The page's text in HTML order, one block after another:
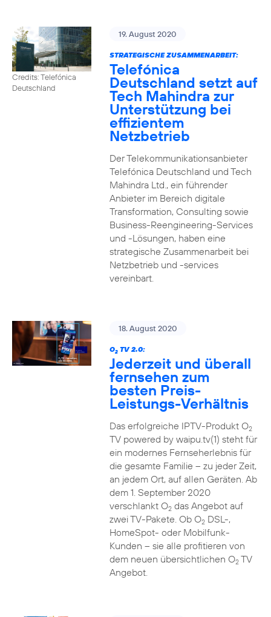
Credits: Telefónica
Deutschland
19. August 2020
STRATEGISCHE ZUSAMMENARBEIT:
Telefónica
Deutschland setzt auf
Tech Mahindra zur
Unterstützung bei
effizientem
Netzbetrieb
Der Telekommunikationsanbieter
Telefónica Deutschland und Tech
Mahindra Ltd., ein führender
Anbieter im Bereich digitale
Transformation, Consulting sowie
Business-Reengineering-Services
und -Lösungen, haben eine
strategische Zusammenarbeit bei
Netzbetrieb und -services
vereinbart.
18. August 2020
O2TV 2.0:
Jederzeit und überall
fernsehen zum
besten Preis-
Leistungs-Verhältnis
Das erfolgreiche IPTV-Produkt O2
TV powered by waipu.tv(1) steht für
ein modernes Fernseherlebnis für
die gesamte Familie – zu jeder Zeit,
an jedem Ort, auf allen Geräten. Ab
dem 1. September 2020
verschlankt O2das Angebot auf
zwei TV-Pakete. Ob O2DSL-,
HomeSpot- oder Mobilfunk-
Kunden – sie alle profitieren von
dem neuen übersichtlichen O2TV
Angebot.